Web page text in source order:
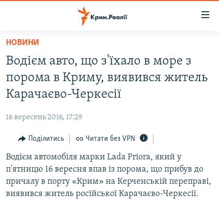
Перейти
основного
матеріалу
Перейти
до
основної
навігації
Перейти
пошуку
ВОДА.КРИМ
ВІДЕО ТА ФОТО
БЛОГИ
ПОГЛЯД
ІНТЕРВ'Ю
ВСЕ ЗА ДЕНЬ
СПЕЦПРОЕКТИ
НОВИНИ
Водієм авто, що з'їхало в море з
порома в Криму, виявився житель
Карачаєво-Черкесії
16 вересень 2016, 17:29
Поділитись Читати без VPN
Водієм автомобіля марки Lada Priora, який у
п'ятницю 16 вересня впав із порома, що прибув до
причалу в порту «Крим» на Керченській переправі,
виявився житель російської Карачаєво-Черкесії.